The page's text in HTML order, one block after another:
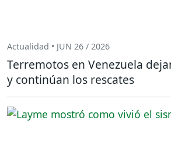
Actualidad • JUN 26 / 2026
Terremotos en Venezuela
y continúan los rescates